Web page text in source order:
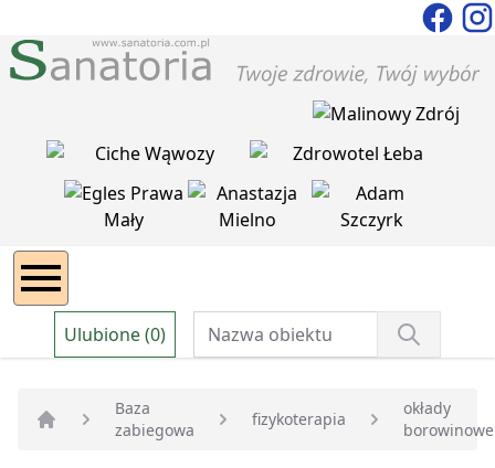
Ulubione (0)
Strona główna
Baza
zabiegowa
fizykoterapia
okłady
borowinowe